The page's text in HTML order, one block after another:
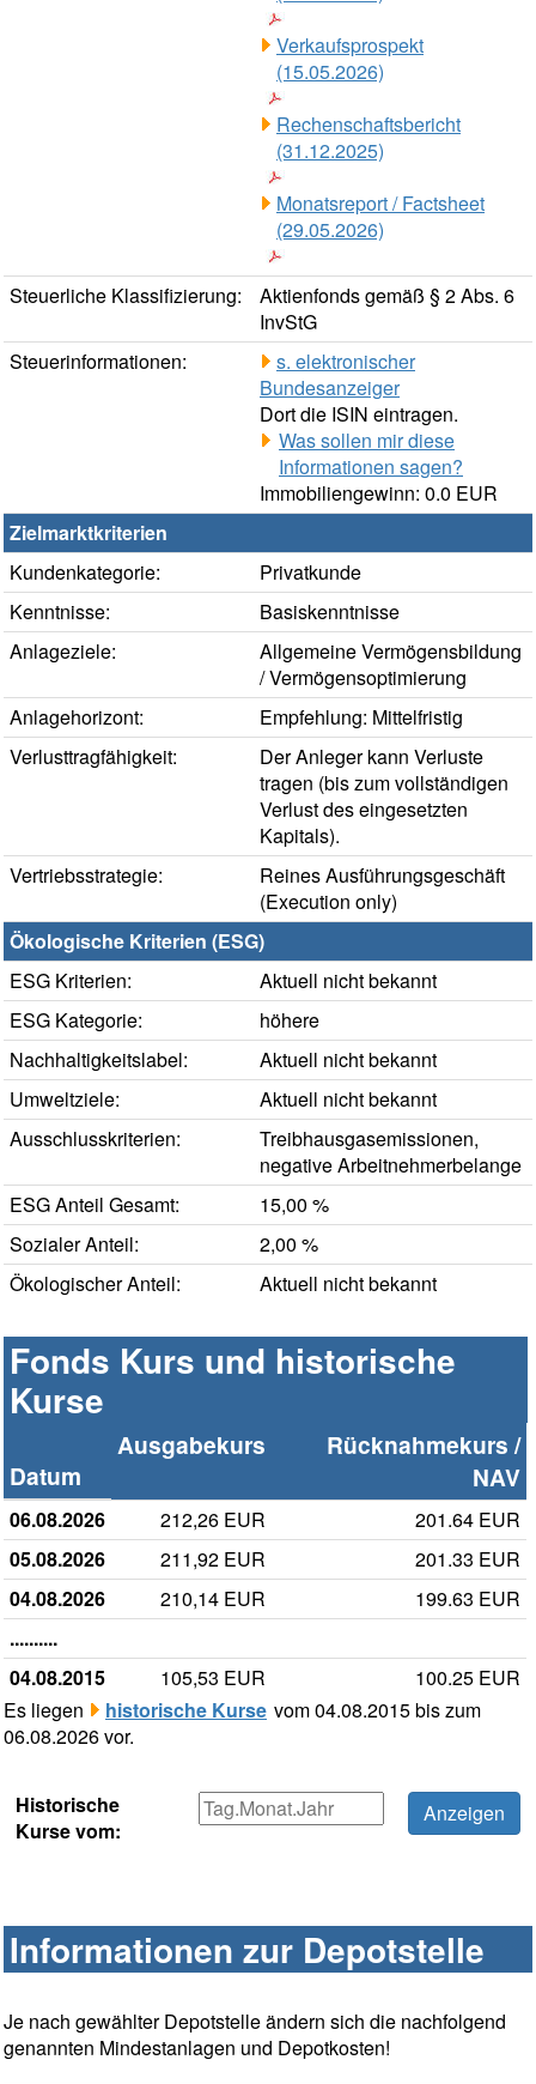
Verkaufsprospekt
(15.05.2026)
Rechenschaftsbericht
(31.12.2025)
Monatsreport / Factsheet
(29.05.2026)
Steuerliche Klassifizierung:
Aktienfonds gemäß § 2 Abs. 6
InvStG
Steuerinformationen:
s. elektronischer
Bundesanzeiger
Dort die ISIN eintragen.
Was sollen mir diese
Informationen sagen?
Immobiliengewinn: 0.0 EUR
Zielmarktkriterien
Kundenkategorie:
Privatkunde
Kenntnisse:
Basiskenntnisse
Anlageziele:
Allgemeine Vermögensbildung
/ Vermögensoptimierung
Anlagehorizont:
Empfehlung: Mittelfristig
Verlusttragfähigkeit:
Der Anleger kann Verluste
tragen (bis zum vollständigen
Verlust des eingesetzten
Kapitals).
Vertriebsstrategie:
Reines Ausführungsgeschäft
(Execution only)
Ökologische Kriterien (ESG)
ESG Kriterien:
Aktuell nicht bekannt
ESG Kategorie:
höhere
Nachhaltigkeitslabel:
Aktuell nicht bekannt
Umweltziele:
Aktuell nicht bekannt
Ausschlusskriterien:
Treibhausgasemissionen,
negative Arbeitnehmerbelange
ESG Anteil Gesamt:
15,00 %
Sozialer Anteil:
2,00 %
Ökologischer Anteil:
Aktuell nicht bekannt
Fonds Kurs und historische
Kurse
Datum
Ausgabekurs
Rücknahmekurs /
NAV
06.08.2026 212,26 EUR
201.64 EUR
05.08.2026
211,92 EUR
201.33 EUR
04.08.2026
210,14 EUR
199.63 EUR
..........
04.08.2015
105,53 EUR
100.25 EUR
Es liegen
historische Kurse vom 04.08.2015 bis zum
06.08.2026 vor.
Historische
Kurse vom:
Informationen zur Depotstelle
Je nach gewählter Depotstelle ändern sich die nachfolgend
genannten Mindestanlagen und Depotkosten!